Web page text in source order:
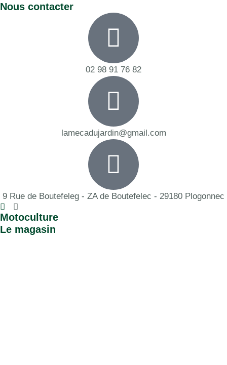
Nous contacter
02 98 91 76 82
lamecadujardin@gmail.com
9 Rue de Boutefeleg - ZA de Boutefelec - 29180 Plogonnec
Motoculture
Le magasin